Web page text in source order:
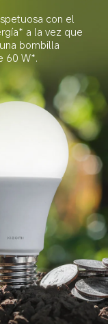
con el
a la vez que
bombilla
60 W*.